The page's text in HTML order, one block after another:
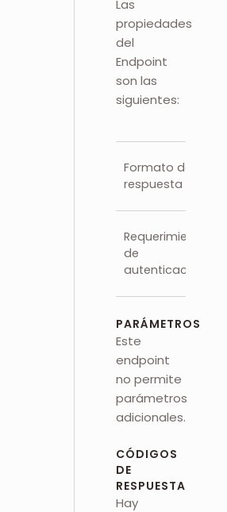
Las
propiedades
del
Endpoint
son las
siguientes:
Formato de
respuesta
Requerimientos
de
autenticación
PARÁMETROS
Este
endpoint
no permite
parámetros
adicionales.
CÓDIGOS
DE
RESPUESTA
Hay